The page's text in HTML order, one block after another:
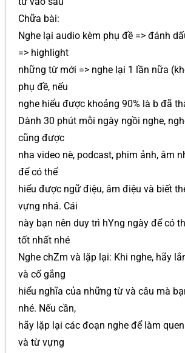
Chữa bài:
Nghe lại audio kèm phụ đề => đánh
=> highlight
những từ mới => nghe lại 1 lần nữa
phụ đề, nếu
nghe hiểu được khoảng 90% là b đã
Dành 30 phút mỗi ngày ngồi nghe,
cũng được
nha video nè, podcast, phim ảnh, âm
để có thể
hiểu được ngữ điệu, âm điệu và biết
vựng nhá. Cái
này bạn nên duy trì hYng ngày để có
tốt nhất nhé
Nghe chZm và lặp lại: Khi nghe, hãy
và cố gắng
hiểu nghĩa của những từ và câu mà
nhé. Nếu cần,
hãy lặp lại các đoạn nghe để làm
và từ vựng